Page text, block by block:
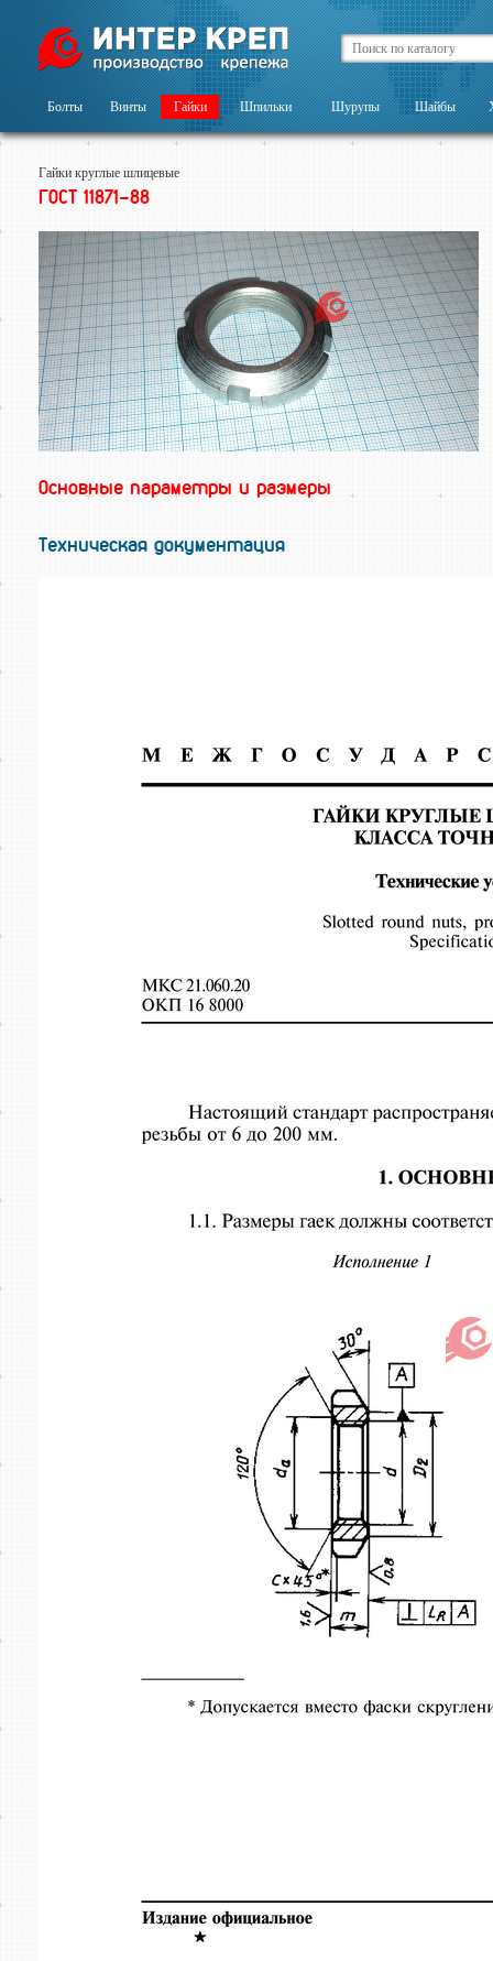
Болты Винты Гайки Шпильки Шурупы Шайбы
Гайки круглые шлицевые
ГОСТ 11871-88
Основные параметры и размеры
Техническая документация